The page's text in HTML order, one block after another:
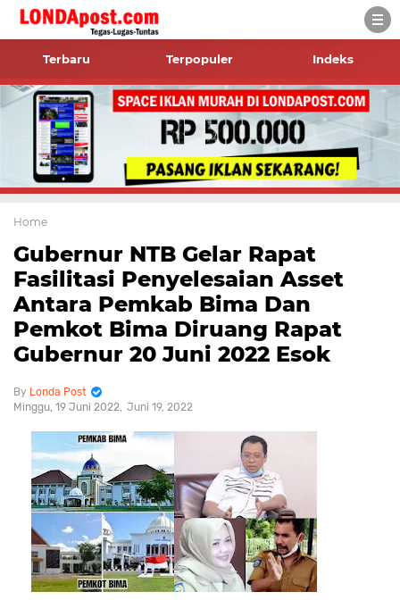
Terbaru Terpopuler Indeks
Home
Gubernur NTB Gelar Rapat
Fasilitasi Penyelesaian Asset
Antara Pemkab Bima Dan
Pemkot Bima Diruang Rapat
Gubernur 20 Juni 2022 Esok
Londa Post
Minggu, 19 Juni 2022 Juni 19, 2022